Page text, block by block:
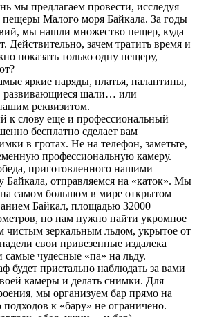
мы предлагаем провести, исследуя
Малого моря Байкала. За годы
мы нашли множество пещер, куда
Действительно, зачем тратить время и
показать только одну пещеру,
яркие наряды, платья, палантины,
шали… или
реквизитом.
к слову еще и профессиональный
бесплатно сделает вам
в гротах. Не на телефон, заметьте,
профессиональную камеру.
приготовленного нашими
Байкала, отправляемся на «каток». Мы
самом большом в мире открытом
Байкал, площадью 32000
но нам нужно найти укромное
чистым зеркальным льдом, укрытое от
свои привезенные издалека
самые чудесные «па» на льду.
будет пристально наблюдать за вами
камеры и делать снимки. Для
мы организуем бар прямо на
подходов к «бару» не ограничено.